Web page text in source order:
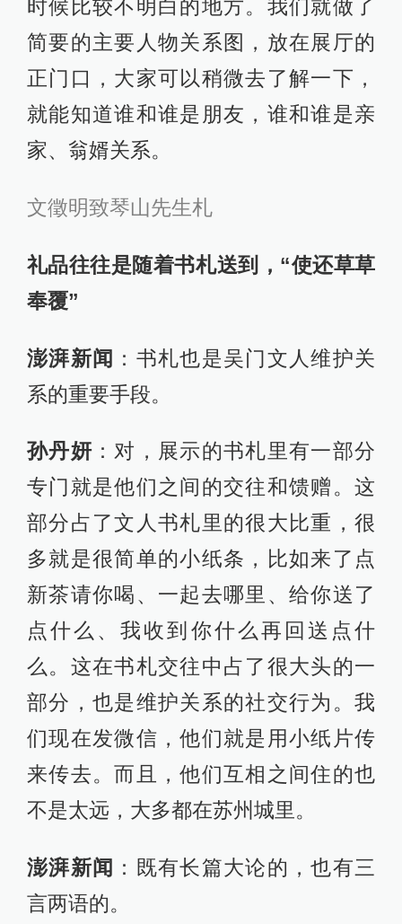
时候比较不明白的地方。我们就做了
简要的主要人物关系图，放在展厅的
正门口，大家可以稍微去了解一下，
就能知道谁和谁是朋友，谁和谁是亲
家、翁婿关系。
文徵明致琴山先生札
礼品往往是随着书札送到，“使还草草
奉覆”
澎湃新闻 ：书札也是吴门文人维护关
系的重要手段。
孙丹妍：对，展示的书札里有一部分
专门就是他们之间的交往和馈赠。这
部分占了文人书札里的很大比重，很
多就是很简单的小纸条，比如来了点
新茶请你喝、一起去哪里、给你送了
点什么、我收到你什么再回送点什
么。这在书札交往中占了很大头的一
部分，也是维护关系的社交行为。我
们现在发微信，他们就是用小纸片传
来传去。而且，他们互相之间住的也
不是太远，大多都在苏州城里。
澎湃新闻 ：既有长篇大论的，也有三
言两语的。